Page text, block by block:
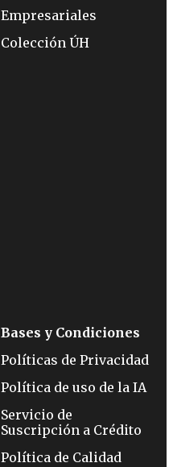
Empresariales
Colección ÚH
Bases y Condiciones
Políticas de Privacidad
Política de uso de la IA
Servicio de
Suscripción a Crédito
Política de Calidad